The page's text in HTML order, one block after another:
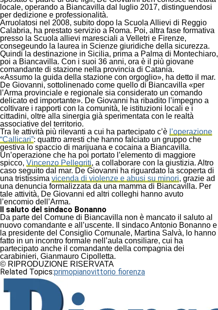
locale, operando a Biancavilla dal luglio 2017, distinguendosi
per dedizione e professionalità.
Arruolatosi nel 2008, subito dopo la Scuola Allievi di Reggio
Calabria, ha prestato servizio a Roma. Poi, altra fase formativa
presso la Scuola allievi maresciali a Velletri e Firenze,
consegeundo la laurea in Scienze giuridiche della sicurezza.
Quindi la destinazione in Sicilia, prima a Palma di Montechiaro,
poi a Biancavilla. Con i suoi 36 anni, ora è il più giovane
comandante di stazione nella provincia di Catania.
«Assumo la guida della stazione con orgoglio», ha detto il mar.
De Giovanni, sottolinenado come quello di Biancavilla «per
l’Arma provinciale e regionale sia considerato un comando
delicato ed importante». De Giovanni ha ribadito l’impegno a
coltivare i rapporti con la comunità, le istituzioni locali e i
cittadini, oltre alla sinergia già sperimentata con le realtà
associative del territorio.
Tra le attività più rilevanti a cui ha partecipato c’è l’operazione
“Callicari”: quattro arresti che hanno falciato un gruppo che
gestiva lo spaccio di marijuana e cocaina a Biancavilla.
Un’operazione che ha poi portato l’elemento di maggiore
spicco, Vincenzo Pellegriti, a collaborare con la giustizia. Altro
caso seguito dal mar. De Giovanni ha riguardato la scoperta di
una tristissima vicenda di violenze e abusi su minori, grazie ad
una denuncia formalizzata da una mamma di Biancavilla. Per
tale attività, De Giovanni ed altri colleghi hanno avuto
l’encomio dell’Arma.
Il saluto del sindaco Bonanno
Da parte del Comune di Biancavilla non è mancato il saluto al
nuovo comandante e all’uscente. Il sindaco Antonio Bonanno e
la presidente del Consiglio Comunale, Martina Salvà, lo hanno
fatto in un incontro formale nell’aula consiliare, cui ha
partecipato anche il comandante della compagnia dei
carabinieri, Gianmauro Cipolletta.
© RIPRODUZIONE RISERVATA
Related Topics:primopianovittorio fiorenza